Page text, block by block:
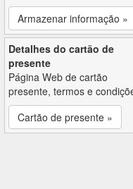
Armazenar informação »
Detalhes do cartão de
presente
Página Web de cartão
presente, termos e
Cartão de presente »